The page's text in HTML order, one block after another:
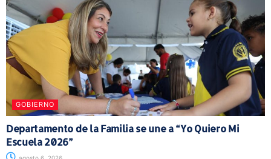
GOBIERNO
Departamento de la Familia se une a “Yo Quiero Mi
Escuela 2026”